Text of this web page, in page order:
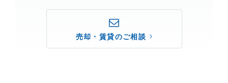
売却・賃貸のご相談